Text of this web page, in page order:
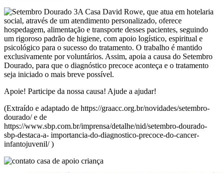
A Casa David Rowe, que atua em hotelaria
social, através de um atendimento personalizado, oferece
hospedagem, alimentação e transporte desses pacientes, seguindo
um rigoroso padrão de higiene, com apoio logístico, espiritual e
psicológico para o sucesso do tratamento. O trabalho é mantido
exclusivamente por voluntários. Assim, apoia a causa do Setembro
Dourado, para que o diagnóstico precoce aconteça e o tratamento
seja iniciado o mais breve possível.
Apoie! Participe da nossa causa! Ajude a ajudar!
(Extraído e adaptado de https://graacc.org.br/novidades/setembro-
dourado/ e de
https://www.sbp.com.br/imprensa/detalhe/nid/setembro-dourado-
sbp-destaca-a- importancia-do-diagnostico-precoce-do-cancer-
infantojuvenil/ )